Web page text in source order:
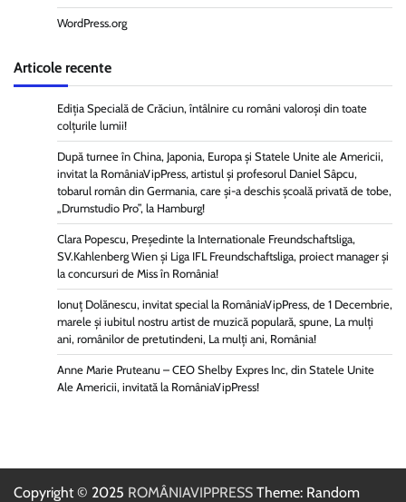
WordPress.org
Articole recente
Ediția Specială de Crăciun, întâlnire cu români valoroși din toate
colțurile lumii!
După turnee în China, Japonia, Europa și Statele Unite ale Americii,
invitat la RomâniaVipPress, artistul și profesorul Daniel Sâpcu,
tobarul român din Germania, care și-a deschis școală privată de tobe,
„Drumstudio Pro”, la Hamburg!
Clara Popescu, Președinte la Internationale Freundschaftsliga,
SV.Kahlenberg Wien şi Liga IFL Freundschaftsliga, proiect manager și
la concursuri de Miss în România!
Ionuț Dolănescu, invitat special la RomâniaVipPress, de 1 Decembrie,
marele și iubitul nostru artist de muzică populară, spune, La mulți
ani, românilor de pretutindeni, La mulți ani, România!
Anne Marie Pruteanu – CEO Shelby Expres Inc, din Statele Unite
Ale Americii, invitată la RomâniaVipPress!
Copyright © 2025 ROMÂNIAVIPPRESS Theme: Random